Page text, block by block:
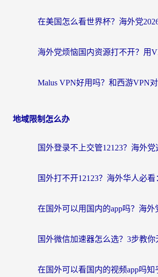
地域限制怎么办